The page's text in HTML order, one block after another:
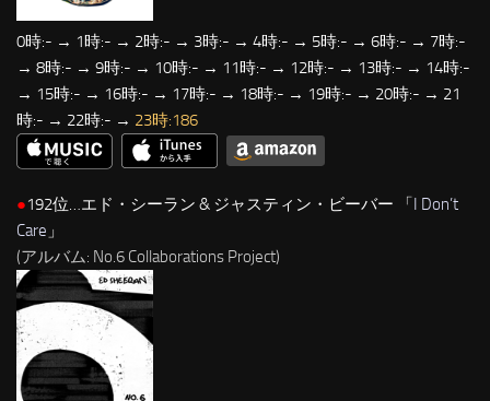
0時:- → 1時:- → 2時:- → 3時:- → 4時:- → 5時:- → 6時:- → 7時:-
→ 8時:- → 9時:- → 10時:- → 11時:- → 12時:- → 13時:- → 14時:-
→ 15時:- → 16時:- → 17時:- → 18時:- → 19時:- → 20時:- → 21
時:- → 22時:- → 23時:186
●192位…エド・シーラン & ジャスティン・ビーバー 「I Don’t
Care 」
(アルバム: No.6 Collaborations Project)